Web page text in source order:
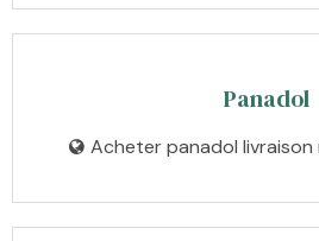
Panadol
Acheter panadol livraison